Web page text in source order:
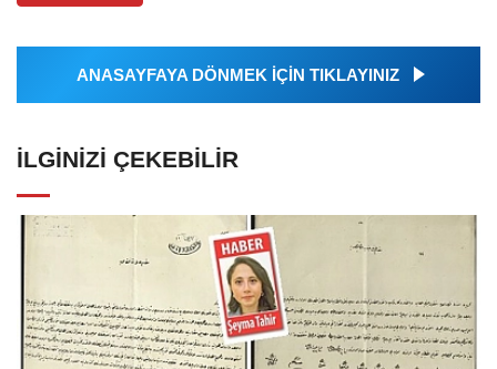
ANASAYFAYA DÖNMEK İÇİN TIKLAYINIZ
İLGINIZI ÇEKEBILIR